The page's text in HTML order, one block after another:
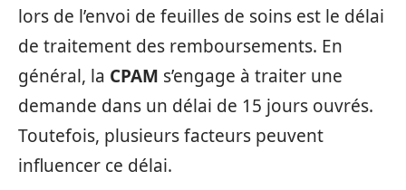
lors de l’envoi de feuilles de soins est le délai
de traitement des remboursements. En
général, la CPAM s’engage à traiter une
demande dans un délai de 15 jours ouvrés.
Toutefois, plusieurs facteurs peuvent
influencer ce délai.